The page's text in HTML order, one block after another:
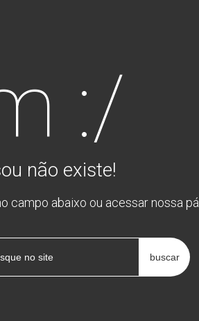
:/
não existe!
campo abaixo ou acessar nossa